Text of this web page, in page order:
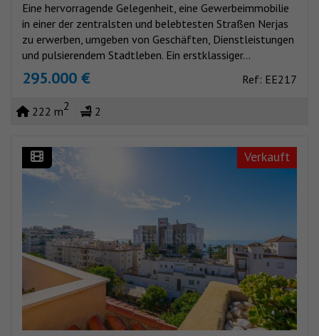
Eine hervorragende Gelegenheit, eine Gewerbeimmobilie
in einer der zentralsten und belebtesten Straßen Nerjas
zu erwerben, umgeben von Geschäften, Dienstleistungen
und pulsierendem Stadtleben. Ein erstklassiger...
295.000 € Ref: EE217
222 m2 2
Verkauft